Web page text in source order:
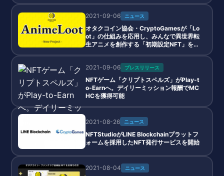
2021-09-06 ニュース
オタクコイン協会・CryptoGamesが「Lo
ot」の仕組みを応用し、みんなで異世界転
生アニメを創作する「初期設定NFT」を無
2021-09-06
プレスリリース
NFTゲーム「クリプトスペルズ」がPlay-t
o-Earnへ。デイリーミッション報酬でMC
HCを獲得可能
2021-08-26 ニュース
NFTStudioがLINE Blockchainプラットフ
ォームを採用したNFT発行サービスを開始
2021-08-04 ニュース